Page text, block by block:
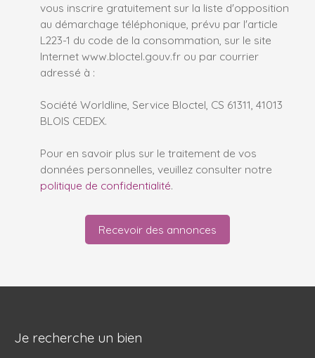
vous inscrire gratuitement sur la liste d'opposition
au démarchage téléphonique, prévu par l'article
L223-1 du code de la consommation, sur le site
Internet www.bloctel.gouv.fr ou par courrier
adressé à :
Société Worldline, Service Bloctel, CS 61311, 41013
BLOIS CEDEX.
Pour en savoir plus sur le traitement de vos
données personnelles, veuillez consulter notre
politique de confidentialité.
Recevoir des annonces
Je recherche un bien